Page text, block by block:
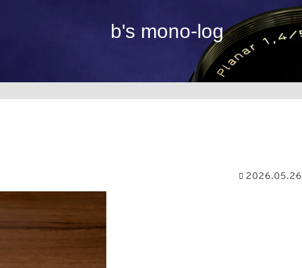
b's mono-log
2026.05.26